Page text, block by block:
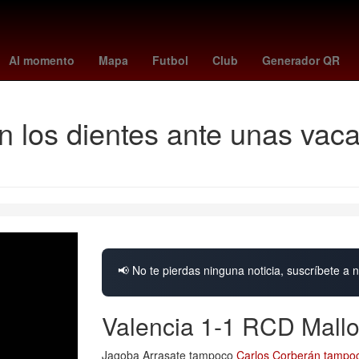
Al momento Mapa Futbol Club Generador QR
Fuegos artificiales Argentina jesús maría tarriba
los dientes ante unas
📢 No te pierdas ninguna noticia, suscríbete a
Valencia 1-1 RCD
Jagoba Arrasate tampoco Carlos Corberán